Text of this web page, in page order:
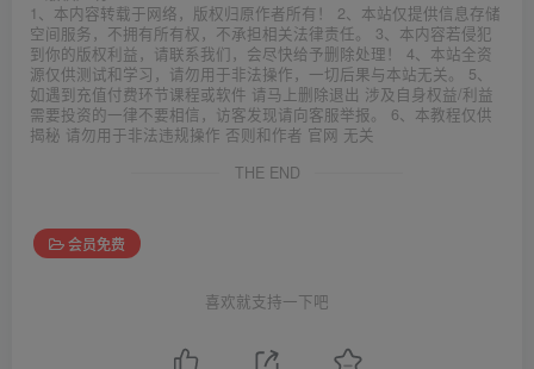
1、本内容转载于网络，版权归原作者所有！ 2、本站仅提供信息存储
空间服务，不拥有所有权，不承担相关法律责任。 3、本内容若侵犯
到你的版权利益，请联系我们，会尽快给予删除处理！ 4、本站全资
源仅供测试和学习，请勿用于非法操作，一切后果与本站无关。 5、
如遇到充值付费环节课程或软件 请马上删除退出 涉及自身权益/利益
需要投资的一律不要相信，访客发现请向客服举报。 6、本教程仅供
揭秘 请勿用于非法违规操作 否则和作者 官网 无关
THE END
会员免费
喜欢就支持一下吧